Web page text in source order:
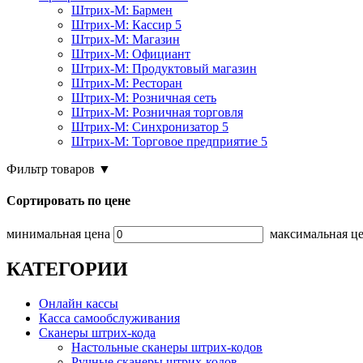
Штрих-М: Бармен
Штрих-М: Кассир 5
Штрих-М: Магазин
Штрих-М: Официант
Штрих-М: Продуктовый магазин
Штрих-М: Ресторан
Штрих-М: Розничная сеть
Штрих-М: Розничная торговля
Штрих-М: Синхронизатор 5
Штрих-М: Торговое предприятие 5
Фильтр товаров ▼
Сортировать по цене
минимальная цена максимальная
КАТЕГОРИИ
Онлайн кассы
Касса самообслуживания
Сканеры штрих-кода
Настольные сканеры штрих-кодов